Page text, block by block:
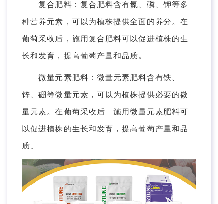
复合肥料：复合肥料含有氮、磷、钾等多
种营养元素，可以为植株提供全面的养分。在
葡萄采收后，施用复合肥料可以促进植株的生
长和发育，提高葡萄产量和品质。
微量元素肥料：微量元素肥料含有铁、
锌、硼等微量元素，可以为植株提供必要的微
量元素。在葡萄采收后，施用微量元素肥料可
以促进植株的生长和发育，提高葡萄产量和品
质。